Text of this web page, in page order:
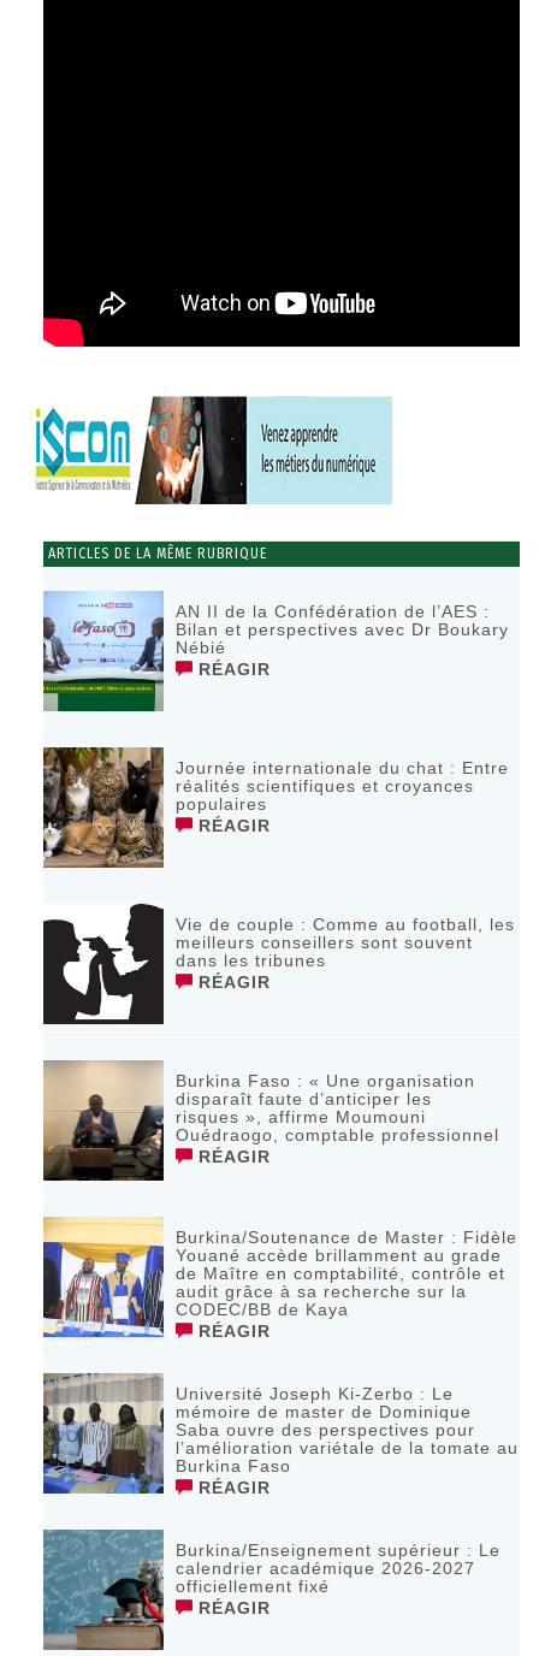
ARTICLES DE LA MÊME RUBRIQUE
AN II de la Confédération de l’AES :
Bilan et perspectives avec Dr Boukary
Nébié
RÉAGIR
Journée internationale du chat : Entre
réalités scientifiques et croyances
populaires
RÉAGIR
Vie de couple : Comme au football, les
meilleurs conseillers sont souvent
dans les tribunes
RÉAGIR
Burkina Faso : « Une organisation
disparaît faute d’anticiper les
risques », affirme Moumouni
Ouédraogo, comptable professionnel
RÉAGIR
Burkina/Soutenance de Master : Fidèle
Youané accède brillamment au grade
de Maître en comptabilité, contrôle et
audit grâce à sa recherche sur la
CODEC/BB de Kaya
RÉAGIR
Université Joseph Ki-Zerbo : Le
mémoire de master de Dominique
Saba ouvre des perspectives pour
l’amélioration variétale de la tomate au
Burkina Faso
RÉAGIR
Burkina/Enseignement supérieur : Le
calendrier académique 2026-2027
officiellement fixé
RÉAGIR